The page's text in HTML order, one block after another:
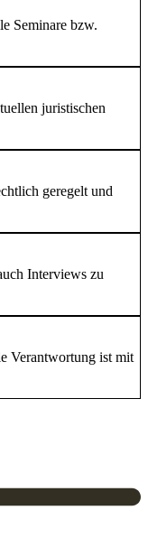
Seminare bzw.
juristischen
geregelt und
Interviews zu
Verantwortung ist mit